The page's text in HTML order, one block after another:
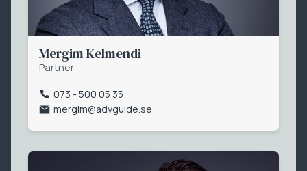
Mergim Kelmendi
Partner
073 - 500 05 35
mergim@advguide.se